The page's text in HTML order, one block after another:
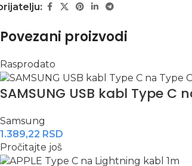
Povezani proizvodi
Rasprodato
SAMSUNG USB kabl Type C
Samsung
1.389,22 RSD
Pročitajte još